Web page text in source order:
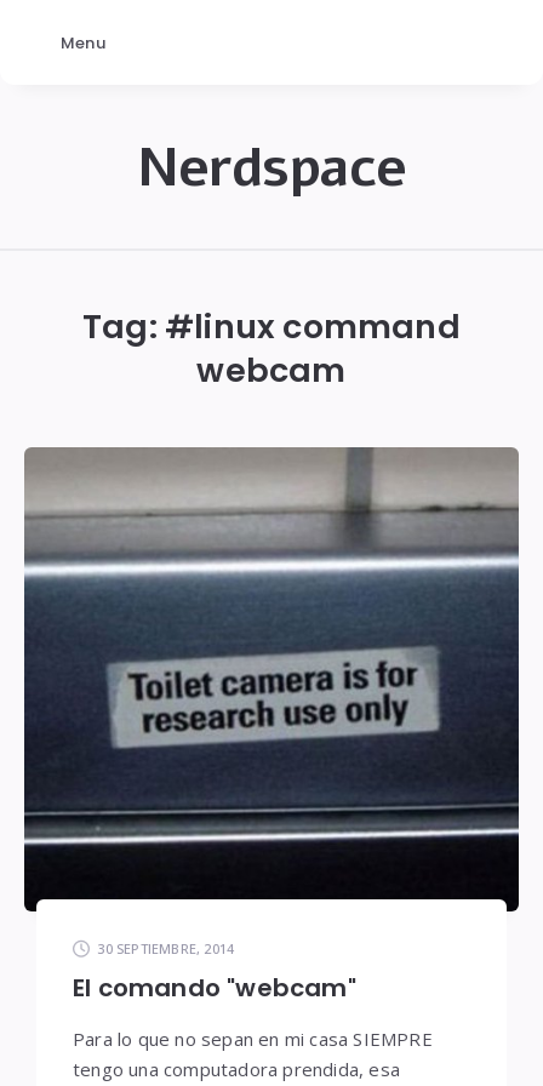
Nerdspace
Tag: #linux command
webcam
30 SEPTIEMBRE, 2014
El comando "webcam"
Para lo que no sepan en mi casa SIEMPRE
tengo una computadora prendida, esa
Menu